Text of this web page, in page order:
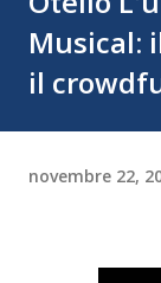
Musical:
il
novembre 22,